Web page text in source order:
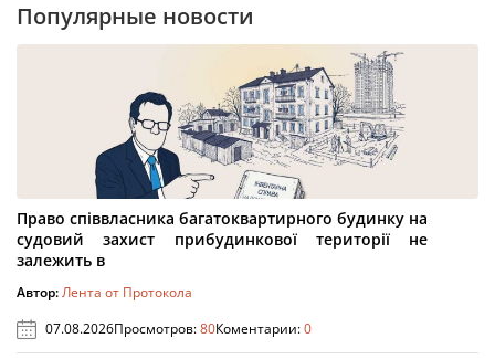
Популярные новости
Право співвласника багатоквартирного будинку на
судовий захист прибудинкової території не
залежить в
Автор:Лента от Протокола
07.08.2026Просмотров:80Коментарии:0